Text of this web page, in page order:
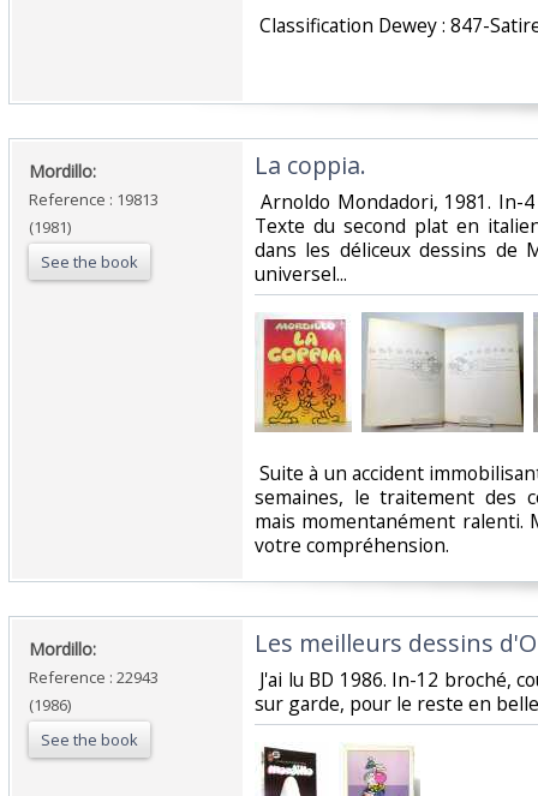
Classification Dewey : 847-
‎Mordillo: ‎
Reference : 19813
(1981)
See the book
‎La coppia. ‎
Arnoldo Mondadori, 1981. In-
Texte du second plat en
dans les déliceux dessins de
universel... ‎
Suite à un accident
semaines, le traitement des
mais momentanément ralenti.
votre compréhension.‎
‎Mordillo: ‎
Reference : 22943
(1986)
See the book
‎Les meilleurs dessins
J'ai lu BD 1986. In-12 broché,
sur garde, pour le reste en